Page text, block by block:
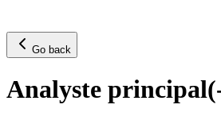
Go back
Analyste